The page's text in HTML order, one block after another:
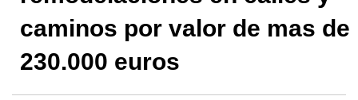
caminos por valor de mas de
230.000 euros